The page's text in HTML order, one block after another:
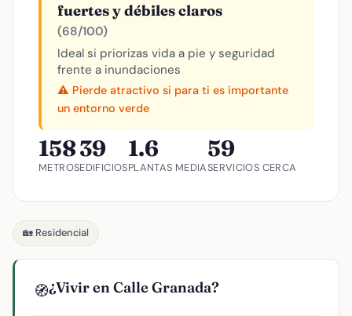
fuertes y débiles claros
(68/100)
Ideal si priorizas vida a pie y seguridad
frente a inundaciones
⚠️ Pierde atractivo si para ti es importante
un entorno verde
158
METROS
39
EDIFICIOS
1.6
PLANTAS MEDIA
59
SERVICIOS CERCA
🏡 Residencial
🧭¿Vivir en Calle Granada?